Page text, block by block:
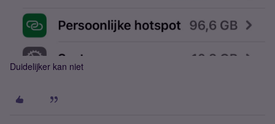
Duidelijker kan niet